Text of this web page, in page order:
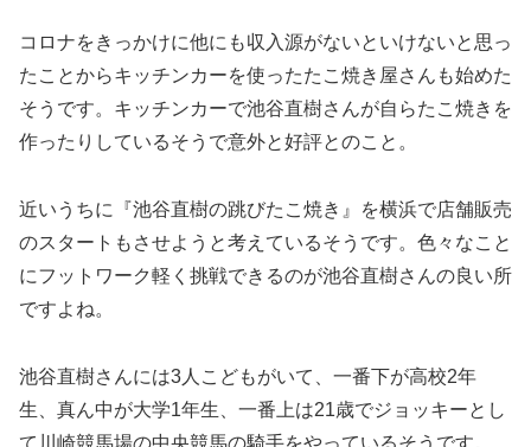
コロナをきっかけに他にも収入源がないといけないと思っ
たことからキッチンカーを使ったたこ焼き屋さんも始めた
そうです。キッチンカーで池谷直樹さんが自らたこ焼きを
作ったりしているそうで意外と好評とのこと。
近いうちに『池谷直樹の跳びたこ焼き』を横浜で店舗販売
のスタートもさせようと考えているそうです。色々なこと
にフットワーク軽く挑戦できるのが池谷直樹さんの良い所
ですよね。
池谷直樹さんには3人こどもがいて、一番下が高校2年
生、真ん中が大学1年生、一番上は21歳でジョッキーとし
て川崎競馬場の中央競馬の騎手をやっているそうです。